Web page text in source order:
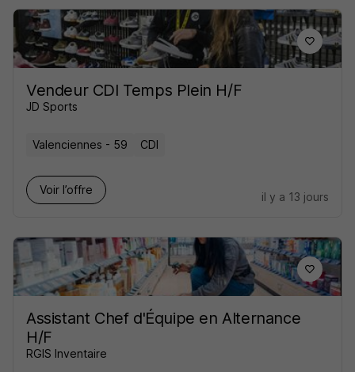
Vendeur CDI Temps Plein H/F
JD Sports
Valenciennes - 59 CDI
Voir l’offre
il y a 13 jours
Assistant Chef d'Équipe en Alternance
H/F
RGIS Inventaire